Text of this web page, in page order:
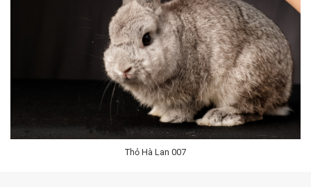
Thỏ Hà Lan 007
Liên Hệ